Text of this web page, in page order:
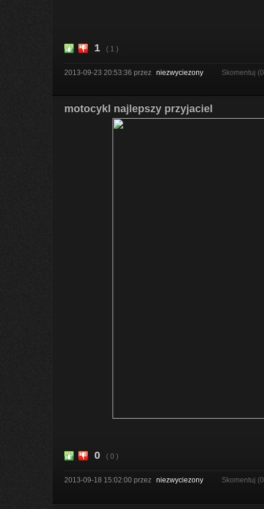
1 ( 1 )
2013-09-23 20:53:36 przez niezwyciezony Skomentuj
motocykl najlepszy przyjaciel
0 ( 0 )
2013-09-18 15:02:00 przez niezwyciezony Skomentuj